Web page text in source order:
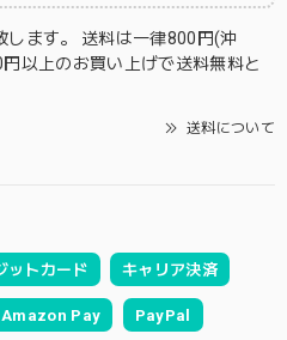
します。 送料は一律800円(沖
以上のお買い上げで送料無料と
送料について
ットカード キャリア決済
Amazon Pay PayPal